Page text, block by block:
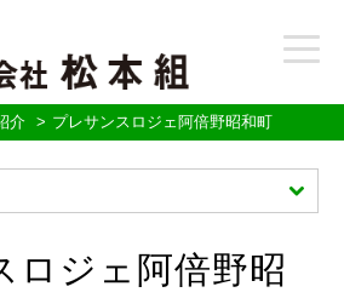
t
o
l
e
n
a
介 プレサンスロジェ阿倍野昭和町
ロジェ阿倍野昭